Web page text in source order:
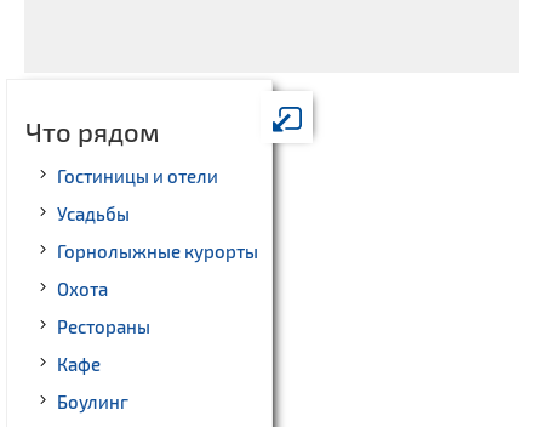
Что рядом
Гостиницы и отели
Усадьбы
Горнолыжные курорты
Охота
Рестораны
Кафе
Боулинг